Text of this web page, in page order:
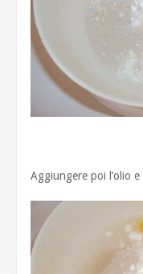
Aggiungere poi l’olio e